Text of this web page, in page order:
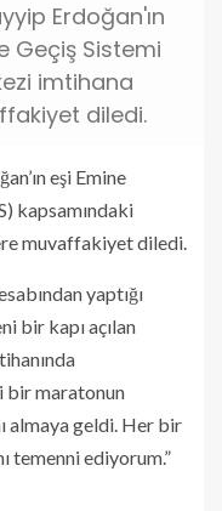
Erdoğan'ın
Geçiş Sistemi
imtihana
diledi.
eşi Emine
kapsamındaki
muvaffakiyet diledi.
yaptığı
bir kapı açılan
maratonun
almaya geldi. Her bir
temenni ediyorum.”